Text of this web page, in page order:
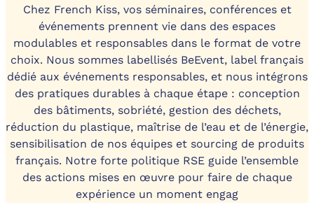
Chez French Kiss, vos séminaires, conférences et
événements prennent vie dans des espaces
modulables et responsables dans le format de votre
choix. Nous sommes labellisés BeEvent, label français
dédié aux événements responsables, et nous intégrons
des pratiques durables à chaque étape : conception
des bâtiments, sobriété, gestion des déchets,
réduction du plastique, maîtrise de l’eau et de l’énergie,
sensibilisation de nos équipes et sourcing de produits
français. Notre forte politique RSE guide l’ensemble
des actions mises en œuvre pour faire de chaque
expérience un moment engag